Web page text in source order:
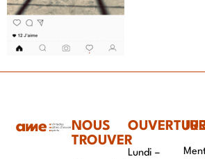
NOUS
TROUVER
Lundi –